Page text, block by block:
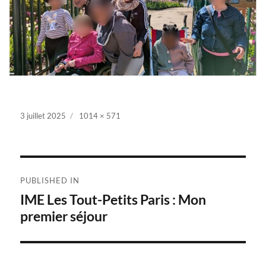
Posted
3 juillet 2025
Full
1014 × 571
de
l’article
PUBLISHED IN
IME Les Tout-Petits Paris : Mon
premier séjour